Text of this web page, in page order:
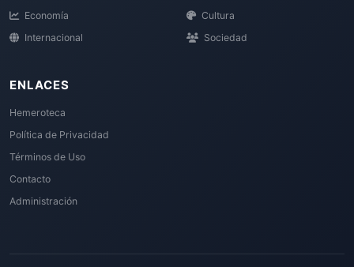
Economía
Internacional
Cultura
Sociedad
ENLACES
Hemeroteca
Política de Privacidad
Términos de Uso
Contacto
Administración